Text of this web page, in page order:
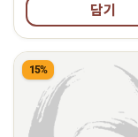
담기
15%